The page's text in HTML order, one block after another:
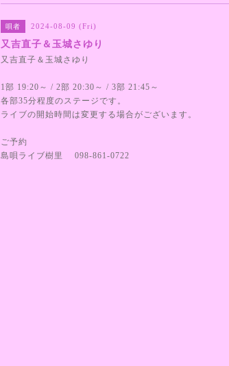
唄者 2024-08-09 (Fri)
又吉直子＆玉城さゆり
又吉直子＆玉城さゆり
1部 19:20～ / 2部 20:30～ / 3部 21:45～
各部35分程度のステージです。
ライブの開始時間は変更する場合がございます。
ご予約
島唄ライブ樹里 098-861-0722